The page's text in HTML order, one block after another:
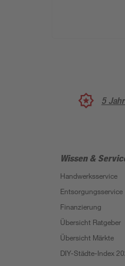
5
Wissen &
Handwerksservice
Entsorgungsservice
Finanzierung
Übersicht Ratgeber
Übersicht Märkte
DIY-Städte-Index